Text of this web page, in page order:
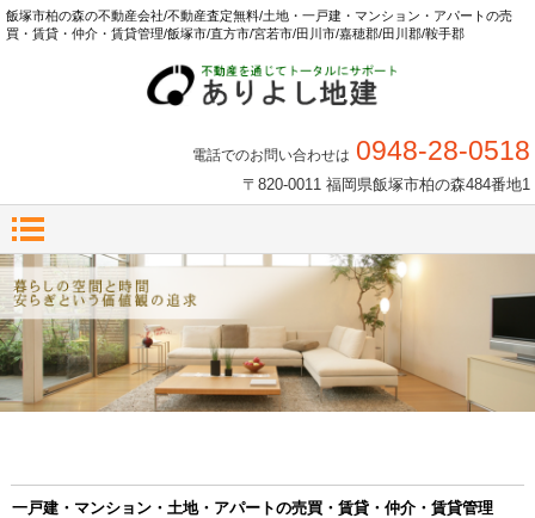
飯塚市柏の森の不動産会社/不動産査定無料/土地・一戸建・マンション・アパートの売
買・賃貸・仲介・賃貸管理/飯塚市/直方市/宮若市/田川市/嘉穂郡/田川郡/鞍手郡
電話でのお問い合わせは 0948-28-0518
〒820-0011 福岡県飯塚市柏の森484番地1
一戸建・マンション・土地・アパートの売買・賃貸・仲介・賃貸管理